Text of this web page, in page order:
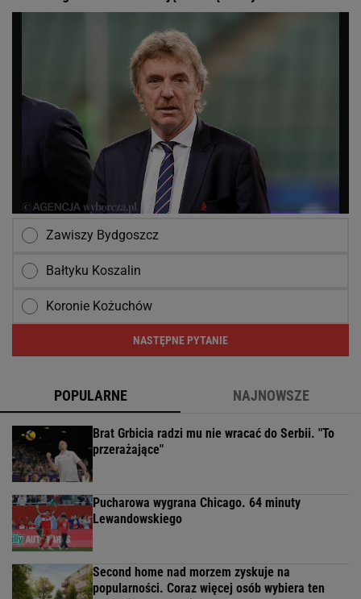
Zawiszy Bydgoszcz
Bałtyku Koszalin
Koronie Kożuchów
NASTĘPNE PYTANIE
POPULARNE NAJNOWSZE
Brat Grbicia radzi mu nie wracać do Serbii. "To
przerażające"
Pucharowa wygrana Chicago. 64 minuty
Lewandowskiego
Second home nad morzem zyskuje na
popularności. Coraz więcej osób wybiera ten